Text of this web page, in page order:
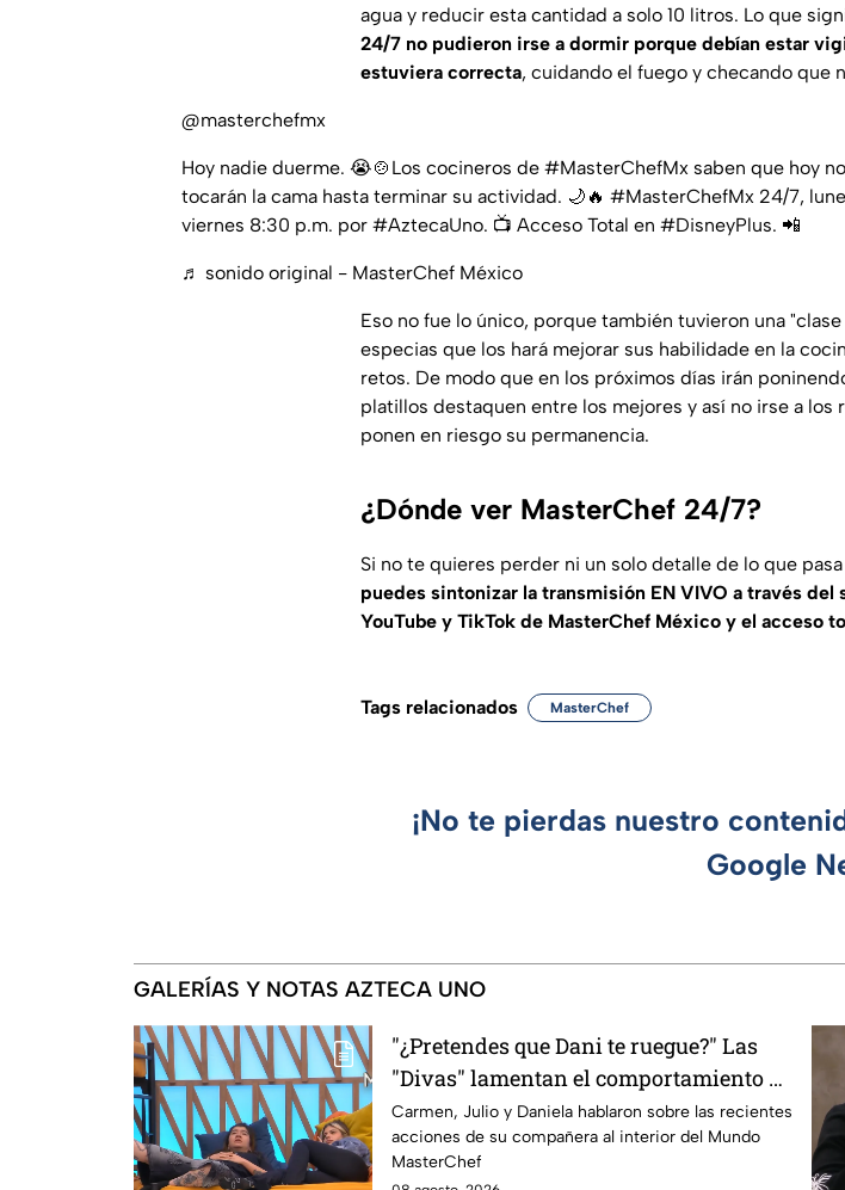
agua y reducir esta cantidad a solo 10 litros. Lo que
24/7 no pudieron irse a dormir porque debían estar
estuviera correcta, cuidando el fuego y checando que
@masterchefmx
Hoy nadie duerme. 😭🍲Los cocineros de #MasterChefMx saben que hoy no
tocarán la cama hasta terminar su actividad. 🌙🔥 #MasterChefMx 24/7,
viernes 8:30 p.m. por #AztecaUno. 📺 Acceso Total en #DisneyPlus. 📲
♬ sonido original - MasterChef México
Eso no fue lo único, porque también tuvieron una
especias que los hará mejorar sus habilidade en la
retos. De modo que en los próximos días irán
platillos destaquen entre los mejores y así no irse a
ponen en riesgo su permanencia.
¿Dónde ver MasterChef 24/7?
Si no te quieres perder ni un solo detalle de lo que
puedes sintonizar la transmisión EN VIVO a través
YouTube y TikTok de MasterChef México y el acceso
Tags relacionados MasterChef
¡No te pierdas nuestro
Google
GALERÍAS Y NOTAS AZTECA UNO
"¿Pretendes que Dani te ruegue?" Las
"Divas" lamentan el comportamiento de
Michelle en MasterChef 24/7
Carmen, Julio y Daniela hablaron sobre las recientes
acciones de su compañera al interior del Mundo
MasterChef